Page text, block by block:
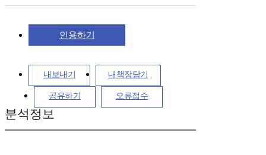
인용하기
내보내기 내책장담기
공유하기 오류접수
분석정보